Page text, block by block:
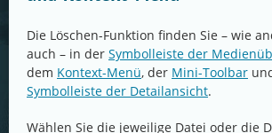
Die Löschen-Funktion finden Sie – wie
auch – in der Symbolleiste der
dem Kontext-Menü, der Mini-Toolbar
Symbolleiste der Detailansicht.
Wählen Sie die jeweilige Datei oder die